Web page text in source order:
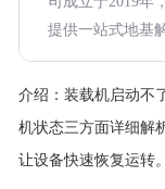
提供一站式地基
介绍： 装载机启动不
机状态三方面详细解
让设备快速恢复运转。